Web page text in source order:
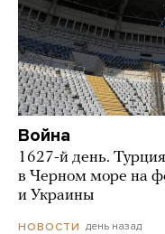
Война
1627-й день.
в Черном море на
и Украины
НОВОСТИ день назад